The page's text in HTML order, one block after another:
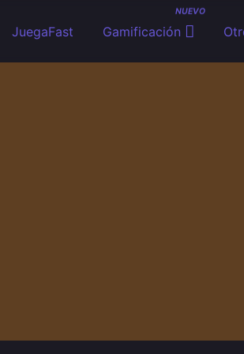
JuegaFast Gamificación
NUEVO